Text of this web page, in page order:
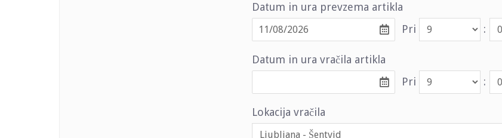
Datum in ura prevzema artikla
Pri
:
Datum in ura vračila artikla
Pri
:
Lokacija vračila